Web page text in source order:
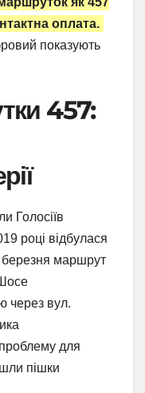
оплата.
показують
457:
Голосіїв
році відбулася
маршрут
через вул.
для
пішки